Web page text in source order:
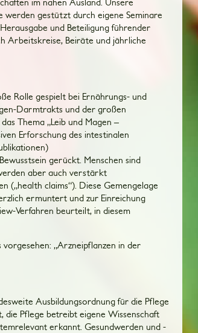
im nahen Ausland. Unsere
werden gestützt durch eigene Seminare
und Beteiligung führender
Arbeitskreise, Beiräte und jährliche
Rolle gespielt bei Ernährungs- und
Darmtrakts und der großen
Thema „Leib und Magen –
Erforschung des intestinalen
gerückt. Menschen sind
aber auch verstärkt
(„health claims“). Diese Gemengelage
ermuntert und zur Einreichung
Verfahren beurteilt, in diesem
„Arzneipflanzen in der
Ausbildungsordnung für die Pflege
die Pflege betreibt eigene Wissenschaft
erkannt. Gesundwerden und -